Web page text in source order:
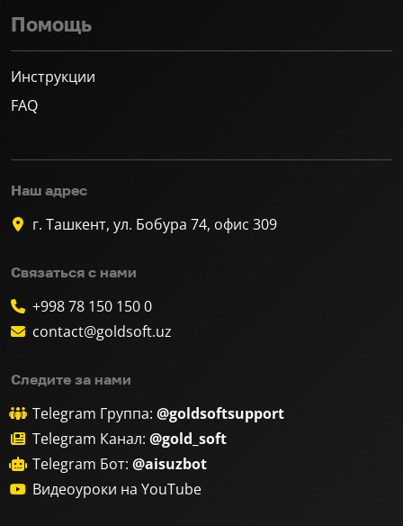
Помощь
Инструкции
FAQ
Наш адрес
г. Ташкент, ул. Бобура 74, офис 309
Связаться с нами
+998 78 150 150 0
contact@goldsoft.uz
Следите за нами
Telegram Группа: @goldsoftsupport
Telegram Канал: @gold_soft
Telegram Бот: @aisuzbot
Видеоуроки на YouTube